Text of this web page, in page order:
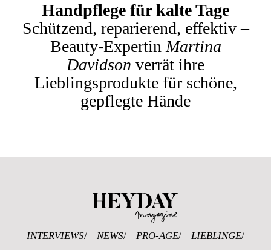
Handpflege für kalte Tage
Schützend, reparierend, effektiv –
Beauty-Expertin Martina
Davidson verrät ihre
Lieblingsprodukte für schöne,
gepflegte Hände
INTERVIEWS NEWS PRO-AGE LIEBLINGE